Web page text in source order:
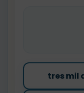
tres mil